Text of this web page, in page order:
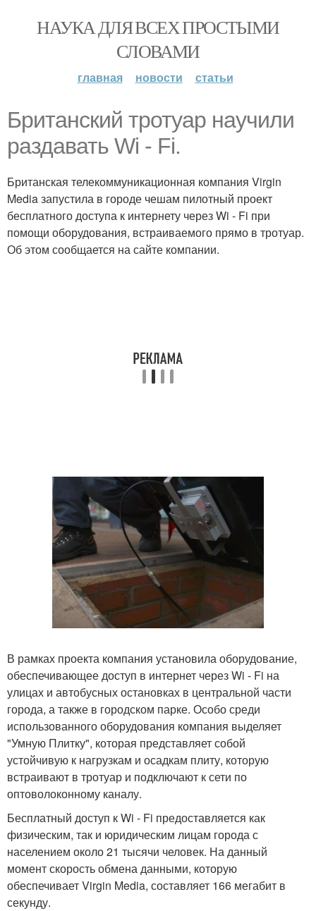
НАУКА ДЛЯ ВСЕХ ПРОСТЫМИ
СЛОВАМИ
главная новости статьи
Британский тротуар научили
раздавать Wi - Fi.
Британская телекоммуникационная компания Virgin
Media запустила в городе чешам пилотный проект
бесплатного доступа к интернету через Wi - Fi при
помощи оборудования, встраиваемого прямо в тротуар.
Об этом сообщается на сайте компании.
В рамках проекта компания установила оборудование,
обеспечивающее доступ в интернет через Wi - Fi на
улицах и автобусных остановках в центральной части
города, а также в городском парке. Особо среди
использованного оборудования компания выделяет
"Умную Плитку", которая представляет собой
устойчивую к нагрузкам и осадкам плиту, которую
встраивают в тротуар и подключают к сети по
оптоволоконному каналу.
Бесплатный доступ к Wi - Fi предоставляется как
физическим, так и юридическим лицам города с
населением около 21 тысячи человек. На данный
момент скорость обмена данными, которую
обеспечивает Virgin Media, составляет 166 мегабит в
секунду.